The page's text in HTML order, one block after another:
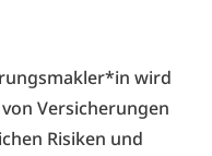
wird
Versicherungen
Risiken und